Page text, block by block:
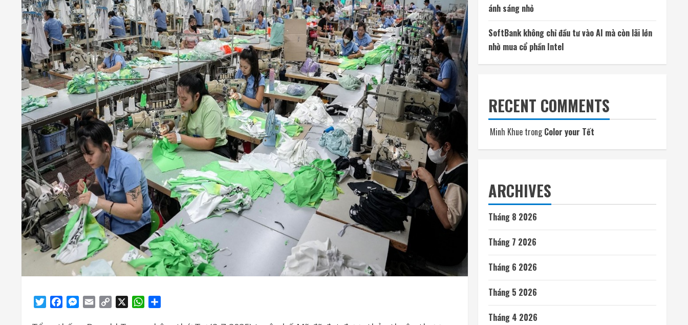
TwitterFacebookMessenger
Email
Copy
WhatsApp
ánh sáng nhỏ
SoftBank không chỉ đầu tư vào AI mà còn lãi lớn
nhờ mua cổ phần Intel
RECENT COMMENTS
Minh Khue trongColor your Tết
ARCHIVES
Tháng 8 2026
Tháng 7 2026
Tháng 6 2026
Tháng 5 2026
Tháng 4 2026